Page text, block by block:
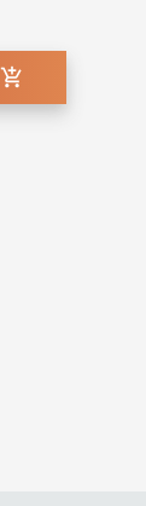
add_shopping_cart